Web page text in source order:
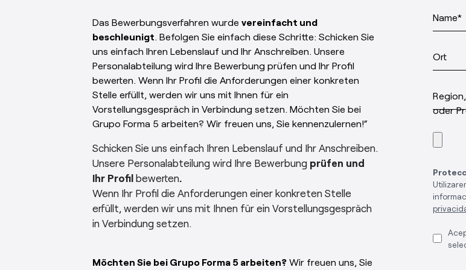
Name*
Ort
oder
Das Bewerbungsverfahren wurde vereinfacht und
beschleunigt . Befolgen Sie einfach diese Schritte: Schicken Sie
uns einfach Ihren Lebenslauf und Ihr Anschreiben. Unsere
Personalabteilung wird Ihre Bewerbung prüfen und Ihr Profil
bewerten. Wenn Ihr Profil die Anforderungen einer konkreten
Stelle erfüllt, werden wir uns mit Ihnen für ein
Vorstellungsgespräch in Verbindung setzen. Möchten Sie bei
Grupo Forma 5 arbeiten? Wir freuen uns, Sie kennenzulernen!“
Schicken Sie uns einfach Ihren Lebenslauf und Ihr Anschreiben.
Unsere Personalabteilung wird Ihre Bewerbung prüfen und
Ihr Profilbewerten
Wenn Ihr Profil die Anforderungen einer konkreten Stelle
erfüllt, werden wir uns mit Ihnen für ein Vorstellungsgespräch
in Verbindung setzen.
Möchten Sie bei Grupo Forma 5 arbeiten?Wir freuen uns, Sie